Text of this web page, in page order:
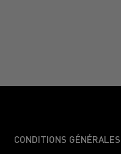
CONDITIONS